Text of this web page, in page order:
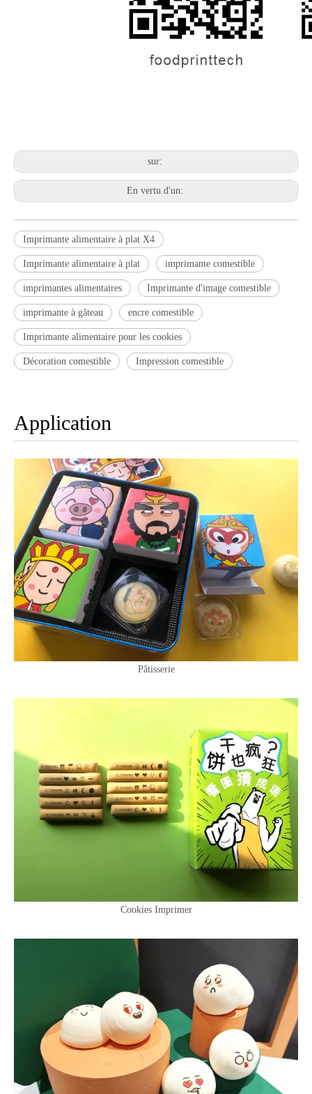
sur:
En vertu d'un:
Imprimante alimentaire à plat X4
Imprimante alimentaire à plat imprimante comestible
imprimantes alimentaires Imprimante d'image comestible
imprimante à gâteau encre comestible
Imprimante alimentaire pour les cookies
Décoration comestible Impression comestible
Application
Pâtisserie
Cookies Imprimer